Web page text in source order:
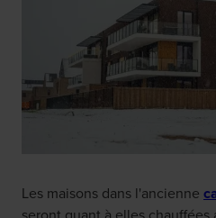
Les maisons dans l'ancienne